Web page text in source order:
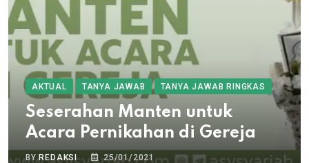
AKTUAL TANYA JAWAB TANYA JAWAB RINGKAS
Seserahan Manten untuk
Acara Pernikahan di Gereja
BYREDAKSI 25/01/2021